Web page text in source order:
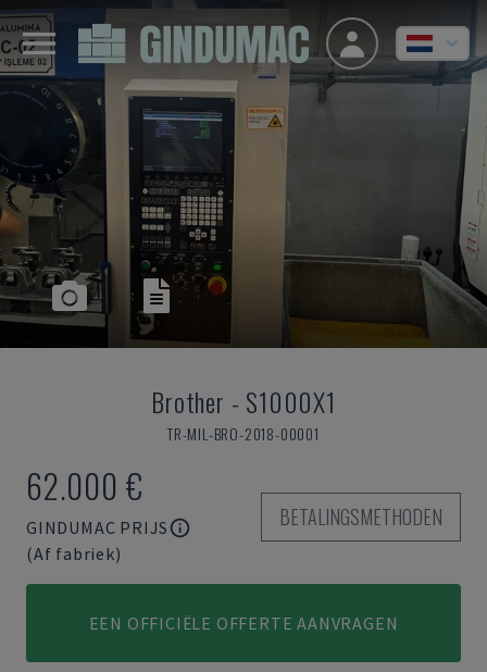
Brother - S1000X1
TR-MIL-BRO-2018-00001
62.000 €
GINDUMAC PRIJS
(Af fabriek)
BETALINGSMETHODEN
EEN OFFICIËLE OFFERTE AANVRAGEN